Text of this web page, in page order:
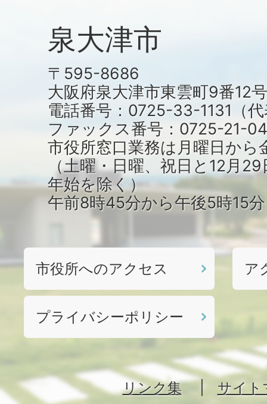
泉大津市
〒595-8686
大阪府泉大津市東雲町9番12号
電話番号：0725-33-1131（
ファックス番号：0725-21-
市役所窓口業務は月曜日から
（土曜・日曜、祝日と12月
年始を除く）
午前8時45分から午後5時15
市役所へのアクセス ア
プライバシーポリシー
リンク集 サイト